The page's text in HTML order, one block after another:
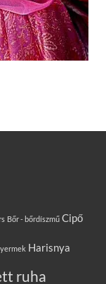
Bőr - bőrdíszmű Cipő
Harisnya
ruha